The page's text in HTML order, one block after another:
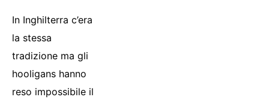
In Inghilterra c’era
la stessa
tradizione ma gli
hooligans hanno
reso impossibile il